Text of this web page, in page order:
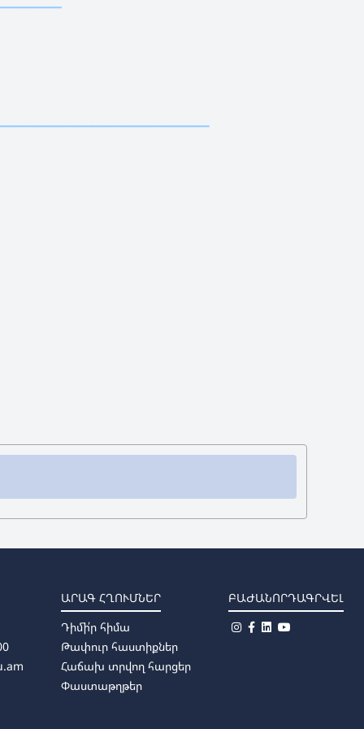
—————————
ԱՐԱԳ ՀՂՈՒՄՆԵՐ
Դիմի՛ր հիմա
Թափուր հաստիքներ
Հաճախ տրվող հարցեր
Փաստաթղթեր
ԲԱԺԱՆՈՐԴԱԳՐՎԵԼ